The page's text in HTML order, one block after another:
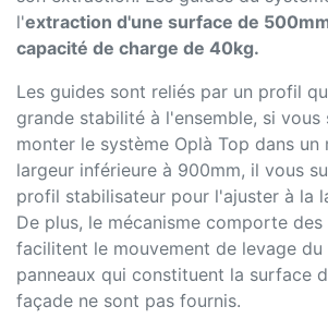
l'extraction d'une surface de
capacité de charge de 40kg.
Les guides sont reliés par un profil
grande stabilité à l'ensemble, si vous
monter le système Oplà Top dans un
largeur inférieure à 900mm, il vous
profil stabilisateur pour l'ajuster à la
De plus, le mécanisme comporte
facilitent le mouvement de levage du
panneaux qui constituent la surface
façade ne sont pas fournis.